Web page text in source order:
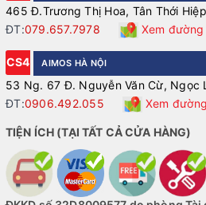
465 Đ.Trương Thị Hoa, Tân Thới
ĐT:079.657.7978 Xem
CS4 AIMOS HÀ NỘI
53 Ng. 67 Đ. Nguyễn Văn Cừ, Ngọc
ĐT:0906.492.055 Xem
TIỆN ÍCH (TẠI TẤT CẢ CỬA HÀNG)